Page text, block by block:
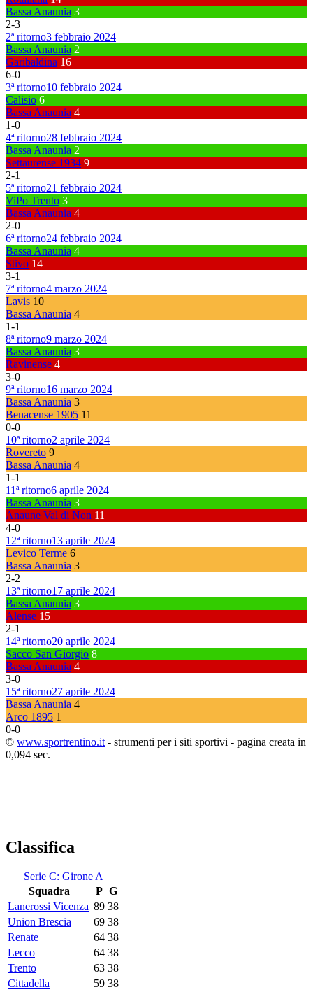
Bassa Anaunia 3
2-3
2ª ritorno3 febbraio 2024
Bassa Anaunia 2
Garibaldina 16
6-0
3ª ritorno10 febbraio 2024
Calisio 6
Bassa Anaunia 4
1-0
4ª ritorno28 febbraio 2024
Bassa Anaunia 2
Settaurense 1934 9
2-1
5ª ritorno21 febbraio 2024
ViPo Trento 3
Bassa Anaunia 4
2-0
6ª ritorno24 febbraio 2024
Bassa Anaunia 4
Stivo 14
3-1
7ª ritorno4 marzo 2024
Lavis 10
Bassa Anaunia 4
1-1
8ª ritorno9 marzo 2024
Bassa Anaunia 3
Ravinense 4
3-0
9ª ritorno16 marzo 2024
Bassa Anaunia 3
Benacense 1905 11
0-0
10ª ritorno2 aprile 2024
Rovereto 9
Bassa Anaunia 4
1-1
11ª ritorno6 aprile 2024
Bassa Anaunia 3
Anaune Val di Non 11
4-0
12ª ritorno13 aprile 2024
Levico Terme 6
Bassa Anaunia 3
2-2
13ª ritorno17 aprile 2024
Bassa Anaunia 3
Alense 15
2-1
14ª ritorno20 aprile 2024
Sacco San Giorgio 8
Bassa Anaunia 4
3-0
15ª ritorno27 aprile 2024
Bassa Anaunia 4
Arco 1895 1
0-0
© www.sportrentino.it - strumenti per i siti sportivi - pagina creata in
0,094 sec.
Classifica
Serie C: Girone A
Squadra
P G
Lanerossi Vicenza 89 38
Union Brescia
69 38
Renate
64 38
Lecco
64 38
Trento
63 38
Cittadella
59 38